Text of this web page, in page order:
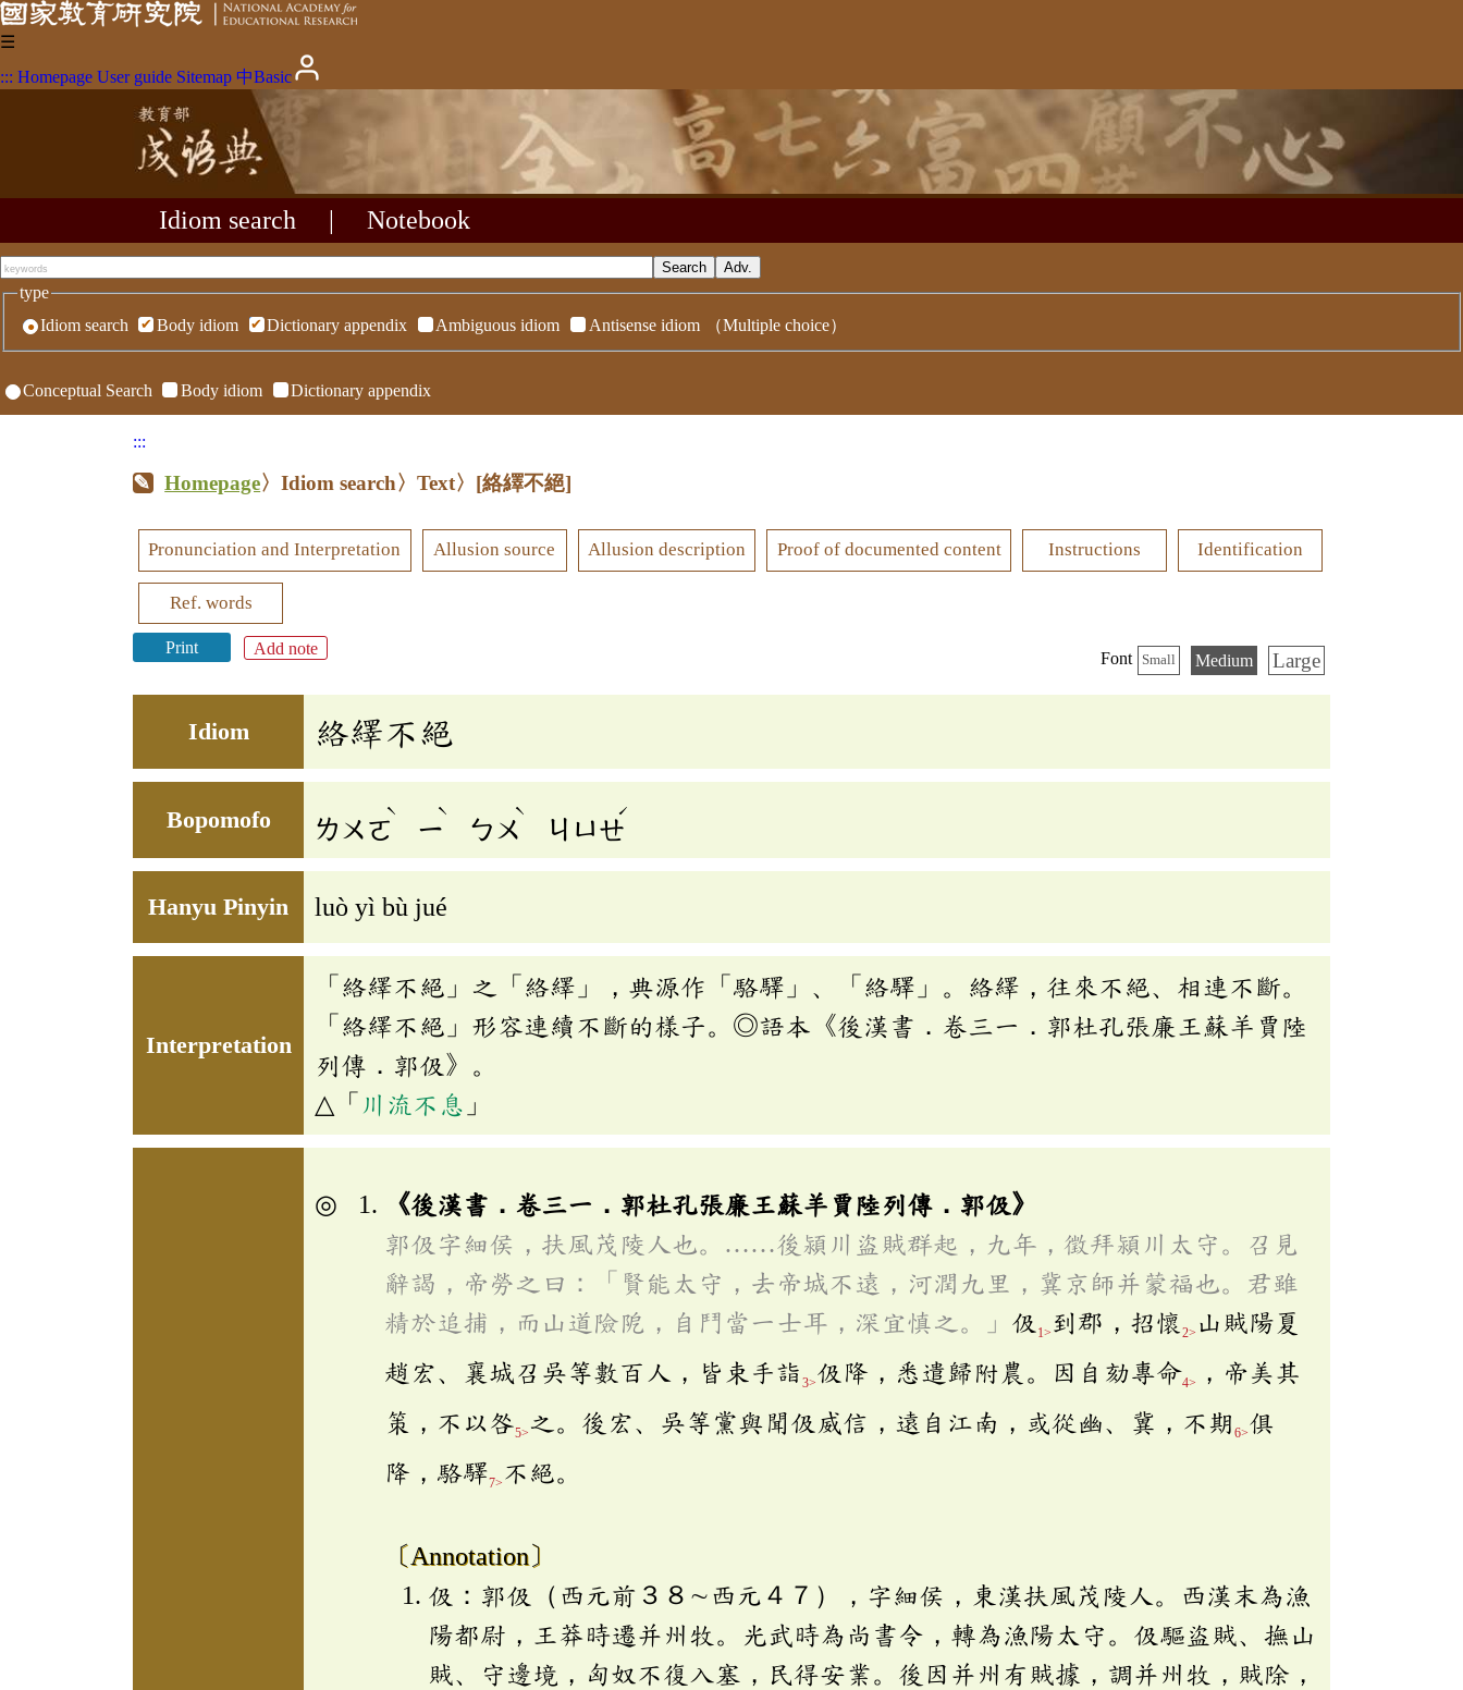
☰
::: Homepage User guide Sitemap 中Basic
Idiom search Notebook
type
Idiom search
Body idiom Dictionary appendix Ambiguous idiom Antisense idiom （Multiple choice）
Conceptual Search Body idiom Dictionary appendix
:::
Homepage〉Idiom search〉Text〉 [絡繹不絕]
Pronunciation and Interpretation Allusion source Allusion description Proof of documented content Instructions Identification
Ref. words
Print Add note
Font Small Medium Large
Idiom 絡繹不絕
Bopomofo ㄌㄨㄛ
ˋ
ㄧ
ˋ
ㄅㄨ
ˋ
ㄐㄩㄝ
ˊ
Hanyu Pinyin luò yì bù jué
Interpretation
「絡繹不絕」之「絡繹」，典源作「駱驛」、「絡驛」。絡繹，往來不絕、相連不斷。
「絡繹不絕」形容連續不斷的樣子。◎語本《後漢書．卷三一．郭杜孔張廉王蘇羊賈陸
列傳．郭伋》。
△「 川流不息 」
《後漢書．卷三一．郭杜孔張廉王蘇羊賈陸列傳．郭伋》
郭伋字細侯，扶風茂陵人也。……後潁川盜賊群起，九年，徵拜潁川太守。召見
辭謁，帝勞之曰：「賢能太守，去帝城不遠，河潤九里，冀京師并蒙福也。君雖
精於追捕，而山道險阸，自鬥當一士耳，深宜慎之。」 伋 1> 到郡，招懷 2> 山賊陽夏
趙宏、襄城召吳等數百人，皆束手詣 3>伋降，悉遣歸附農。因自劾專命4>
，帝美其
策，不以咎5> 之。後宏、吳等黨與聞伋威信，遠自江南，或從幽、冀，不期 6>俱
降，駱驛7> 不絕。
〔Annotation〕
伋：郭伋（西元前３８∼西元４７），字細侯，東漢扶風茂陵人。西漢末為漁
陽都尉，王莽時遷并州牧。光武時為尚書令，轉為漁陽太守。伋驅盜賊、撫山
賊、守邊境，匈奴不復入塞，民得安業。後因并州有賊據，調并州牧，賊除，